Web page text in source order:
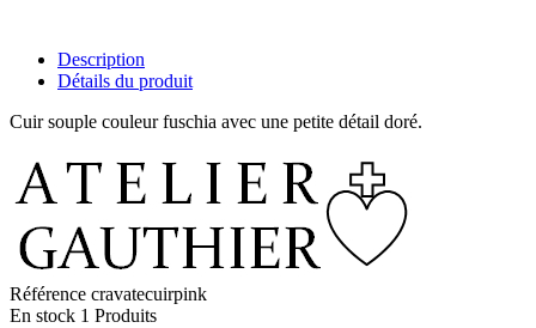
Description
Détails du produit
Cuir souple couleur fuschia avec une petite détail doré.
Référence cravatecuirpink
En stock 1 Produits